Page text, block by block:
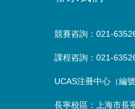
競賽咨詢：021-
課程咨詢：021-
UCAS注冊中心（編號
長寧校區：上海市長